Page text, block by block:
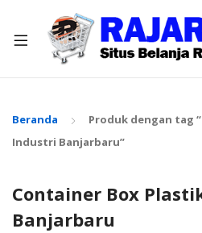
Beranda
Produk dengan tag
Industri Banjarbaru”
Container Box
Banjarbaru